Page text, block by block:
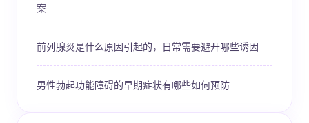
案
前列腺炎是什么原因引起的，日常需要避开哪些诱因
男性勃起功能障碍的早期症状有哪些如何预防